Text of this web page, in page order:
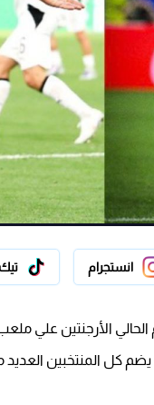
انستجرام
الوطني في دور ال 16 بطل العالم
كل المنتخبين العديد